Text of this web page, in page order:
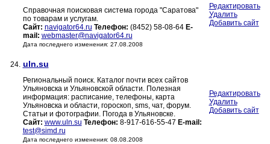
Справочная поисковая система города "Саратова"
по товарам и услугам.
Сайт: navigator64.ru Телефон: (8452) 58-08-64 E-
mail: webmaster@navigator64.ru
Дата последнего изменения: 27.08.2008
Редактировать
Удалить
Добавить сайт
24. uln.su
Региональный поиск. Каталог почти всех сайтов
Ульяновска и Ульяновской области. Полезная
информация: расписание, телефоны, карта
Ульяновска и области, гороскоп, sms, чат, форум.
Статьи и фотографии. Погода в Ульяновске.
Сайт: www.uln.su Телефон: 8-917-616-55-47 E-mail:
test@simd.ru
Дата последнего изменения: 08.08.2008
Редактировать
Удалить
Добавить сайт